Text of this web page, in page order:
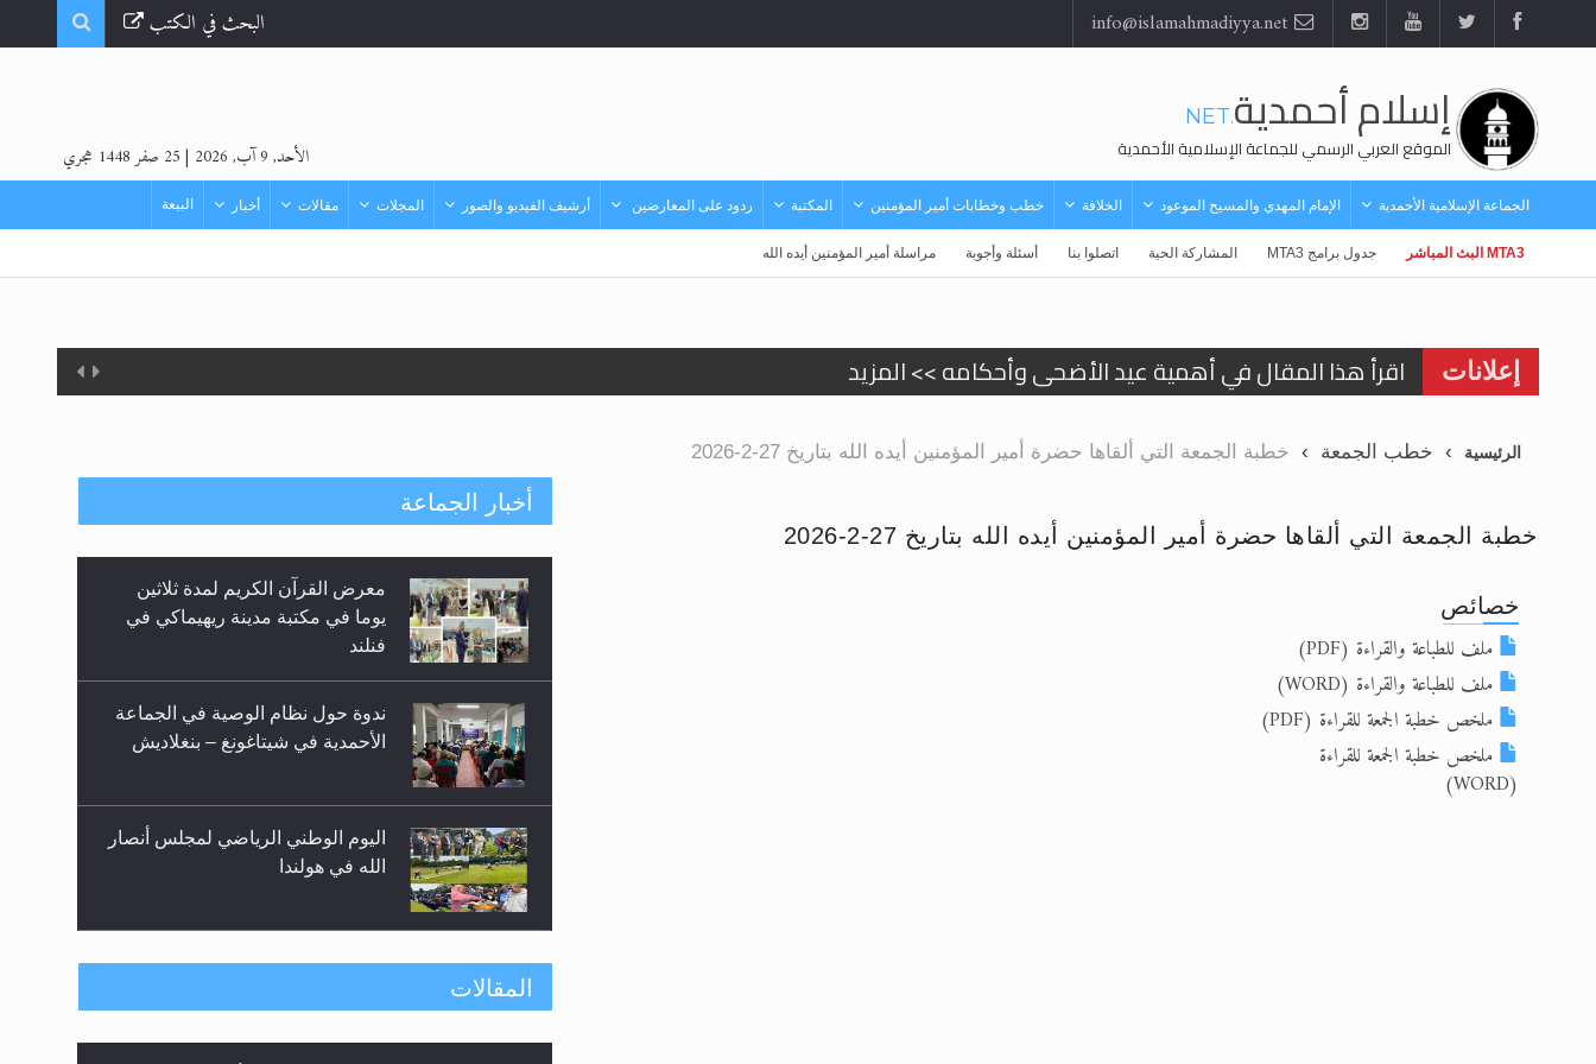
البحث في الكتب
إسلام أحمدية.NET
الموقع العربي الرسمي للجماعة الإسلامية الأحمدية الأحد, 9 آب, 2026 | 25 صفر 1448 هجري
الجماعة الإسلامية الأحمدية الإمام المهدي والمسيح الموعود الخلافة خطب وخطابات أمير المؤمنين المكتبة ردود على المعارضين أرشيف الفيديو والصور المجلات مقالات أخبار البيعة
MTA3 البث المباشر جدول برامج MTA3 المشاركة الحية اتصلوا بنا أسئلة وأجوبة مراسلة أمير المؤمنين أيده الله
إعلانات
اقرأ هذا المقال في أهمية عيد الأضحى وأحكامه >> المزيد
تعميم هامّ لأفراد الجماعة >> المزيد
تعميم هامّ لأفراد الجماعة >> المزيد
إعلان هامّ بخصوص الرسائل المرسلة إلى حضرة امير المؤمنين أيده الله والمكتب العربي >> المزيد
اقرأ هذا الكتاب وتعرّف على حقيقة الإسراء والمعراج >> المزيد
عرض مصوَّر لأقوال المستشرقين في خاتم النبيين صلى الله عليه وسلم >> المزيد
الحجّ.. دلالات، حِكم، وأهداف >> المزيد
الرئيسية خطب الجمعة خطبة الجمعة التي ألقاها حضرة أمير المؤمنين أيده الله بتاريخ 27-2-2026
خطبة الجمعة التي ألقاها حضرة أمير المؤمنين أيده الله بتاريخ 27-2-2026
خصائص
ملف للطباعة والقراءة (PDF)
ملف للطباعة والقراءة (WORD)
ملخص خطبة الجمعة للقراءة (PDF)
ملخص خطبة الجمعة للقراءة
(WORD)
أخبار الجماعة
معرض القرآن الكريم لمدة ثلاثين
يوما في مكتبة مدينة ريهيماكي في
فنلند
ندوة حول نظام الوصية في الجماعة
الأحمدية في شيتاغونغ – بنغلاديش
اليوم الوطني الرياضي لمجلس أنصار
الله في هولندا
إتمام حفظ القرآن الكريم لثلاثة
المقالات